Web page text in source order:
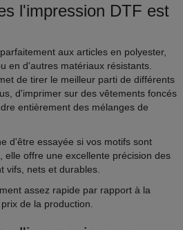
l'impression DTF est
aux articles en polyester,
en d'autres matériaux résistants.
de tirer le meilleur parti de différents
d'imprimer sur des vêtements foncés
entièrement des mélanges de
d'être essayée si vos motifs sont
elle offre une excellente précision des
vifs, nets et durables.
assez rapide par rapport à la
de la production.